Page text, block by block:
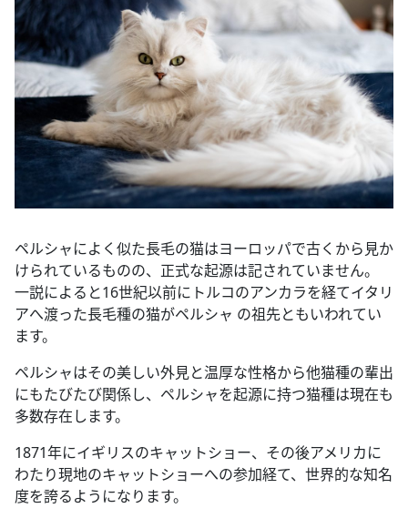
ペルシャによく似た長毛の猫はヨーロッパで古くから見か
けられているものの、正式な起源は記されていません。
一説によると16世紀以前にトルコのアンカラを経てイタリ
アへ渡った長毛種の猫がペルシャ の祖先ともいわれてい
ます。
ペルシャはその美しい外見と温厚な性格から他猫種の輩出
にもたびたび関係し、ペルシャを起源に持つ猫種は現在も
多数存在します。
1871年にイギリスのキャットショー、その後アメリカに
わたり現地のキャットショーへの参加経て、世界的な知名
度を誇るようになります。